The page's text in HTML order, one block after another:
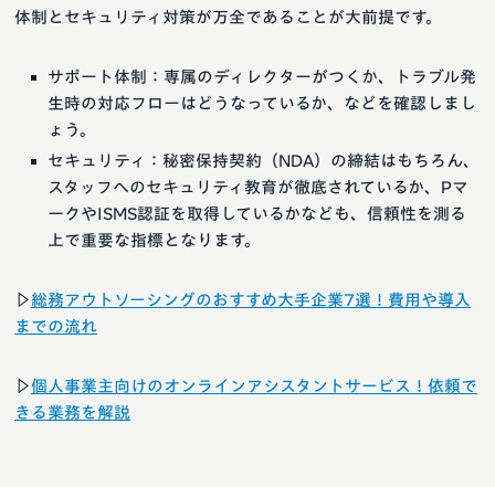
体制とセキュリティ対策が万全であることが大前提です。
サポート体制：専属のディレクターがつくか、トラブル発
生時の対応フローはどうなっているか、などを確認しまし
ょう。
セキュリティ：秘密保持契約（NDA）の締結はもちろん、
スタッフへのセキュリティ教育が徹底されているか、Pマ
ークやISMS認証を取得しているかなども、信頼性を測る
上で重要な指標となります。
▷ 総務アウトソーシングのおすすめ大手企業7選！費用や導入
までの流れ
▷個人事業主向けのオンラインアシスタントサービス！依頼で
きる業務を解説